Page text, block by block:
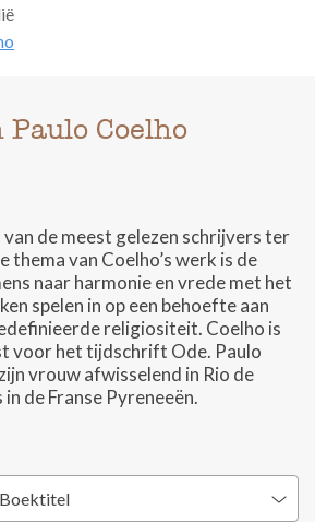
Coelho
van de meest gelezen schrijvers ter
van Coelho’s werk is de
naar harmonie en vrede met het
spelen in op een behoefte aan
religiositeit. Coelho is
voor het tijdschrift Ode. Paulo
vrouw afwisselend in Rio de
de Franse Pyreneeën.
Boektitel